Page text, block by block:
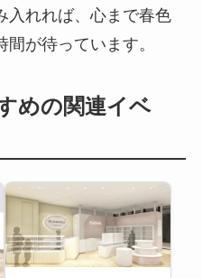
入れれば、心まで春色
が待っています。
めの関連イベ